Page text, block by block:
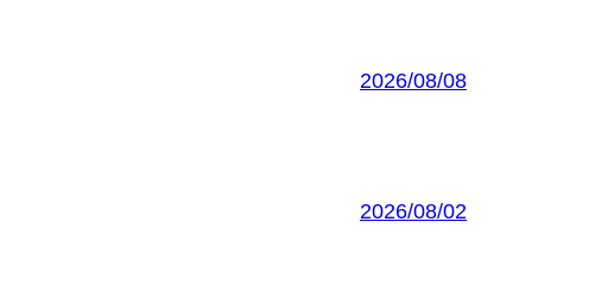
2026/08/08
2026/08/02